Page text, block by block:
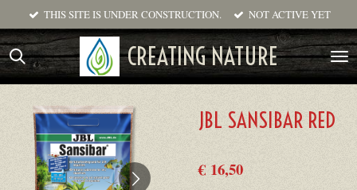
direct
naar
de
CREATING NATURE
THIS SITE IS UNDER CONSTRUCTION. NOT ACTIVE YET
JBL SANSIBAR RED
€ 16,50